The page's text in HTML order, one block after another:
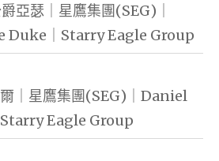
亞瑟｜星鷹集團(SEG)｜
Duke｜Starry Eagle Group
｜星鷹集團(SEG)｜Daniel
Eagle Group